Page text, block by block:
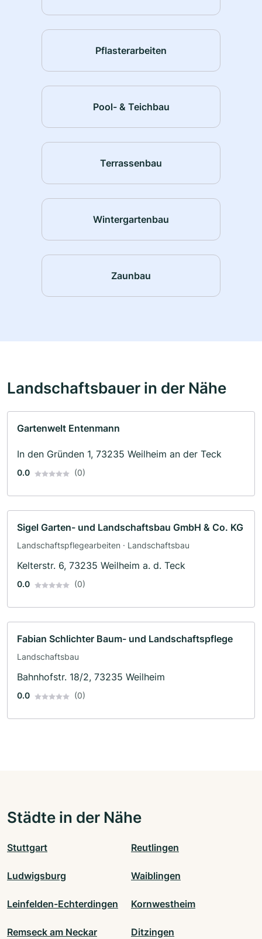
Pflasterarbeiten
Pool- & Teichbau
Terrassenbau
Wintergartenbau
Zaunbau
Landschaftsbauer in der Nähe
Gartenwelt Entenmann
In den Gründen 1, 73235 Weilheim an der Teck
0.0 (0)
Sigel Garten- und Landschaftsbau GmbH & Co. KG
Landschaftspflegearbeiten · Landschaftsbau
Kelterstr. 6, 73235 Weilheim a. d. Teck
0.0 (0)
Fabian Schlichter Baum- und Landschaftspflege
Landschaftsbau
Bahnhofstr. 18/2, 73235 Weilheim
0.0 (0)
Städte in der Nähe
Stuttgart Reutlingen
Ludwigsburg Waiblingen
Leinfelden-Echterdingen Kornwestheim
Remseck am Neckar Ditzingen